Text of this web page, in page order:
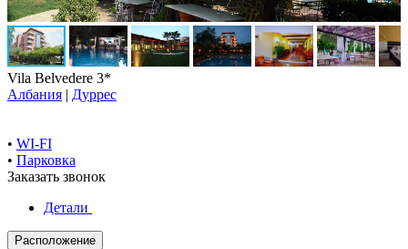
Vila Belvedere 3*
Албания | Дуррес
• WI-FI
• Парковка
Заказать звонок
Детали
Расположение